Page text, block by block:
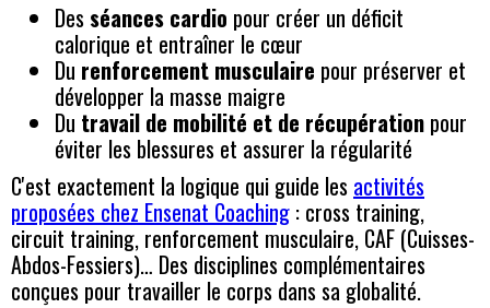
Des séances cardio pour créer un déficit
calorique et entraîner le cœur
Du renforcement musculaire pour préserver et
développer la masse maigre
Du travail de mobilité et de récupération pour
éviter les blessures et assurer la régularité
C'est exactement la logique qui guide les activités
proposées chez Ensenat Coaching : cross training,
circuit training, renforcement musculaire, CAF (Cuisses-
Abdos-Fessiers)… Des disciplines complémentaires
conçues pour travailler le corps dans sa globalité.